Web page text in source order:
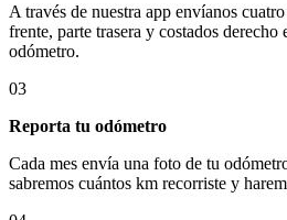
A través de nuestra app envíanos
frente, parte trasera y costados
odómetro.
03
Reporta tu odómetro
Cada mes envía una foto de tu
sabremos cuántos km recorriste y